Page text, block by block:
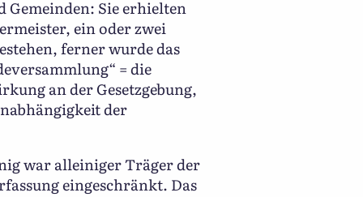
Gemeinden: Sie erhielten
ein oder zwei
ferner wurde das
= die
an der Gesetzgebung,
der
war alleiniger Träger der
eingeschränkt. Das